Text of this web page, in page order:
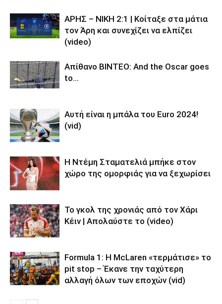
ΑΡΗΣ – ΝΙΚΗ 2:1 | Κοίταξε στα μάτια
τον Άρη και συνεχίζει να ελπίζει
(video)
Απίθανο BINTEO: And the Oscar goes
to…
Αυτή είναι η μπάλα του Euro 2024!
(vid)
Η Ντέμη Σταματελιά μπήκε στον
χώρο της ομορφιάς για να ξεχωρίσει
Το γκολ της χρονιάς από τον Χάρι
Κέιν | Απολαύστε το (video)
Formula 1: Η McLaren «τερμάτισε» το
pit stop – Έκανε την ταχύτερη
αλλαγή όλων των εποχών (vid)